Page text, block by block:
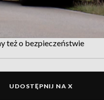
też o bezpieczeństwie
UDOSTĘPNIJ NA X